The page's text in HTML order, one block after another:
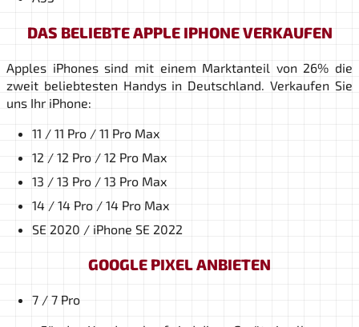
DAS BELIEBTE APPLE IPHONE VERKAUFEN
Apples iPhones sind mit einem Marktanteil von 26% die
zweit beliebtesten Handys in Deutschland. Verkaufen Sie
uns Ihr iPhone:
11 / 11 Pro / 11 Pro Max
12 / 12 Pro / 12 Pro Max
13 / 13 Pro / 13 Pro Max
14 / 14 Pro / 14 Pro Max
SE 2020 / iPhone SE 2022
GOOGLE PIXEL ANBIETEN
7 / 7 Pro